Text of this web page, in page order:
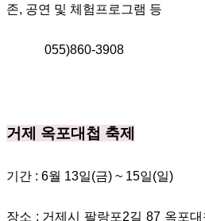
존, 공연 및 체험프로그램 등
055)860-3908
거제 옥포대첩 축제
기간 : 6월 13일(금) ~ 15일(일)
장소 : 거제시 팔랑포2길 87 옥포